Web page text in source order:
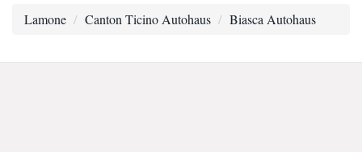
Lamone Canton Ticino Autohaus Biasca Autohaus